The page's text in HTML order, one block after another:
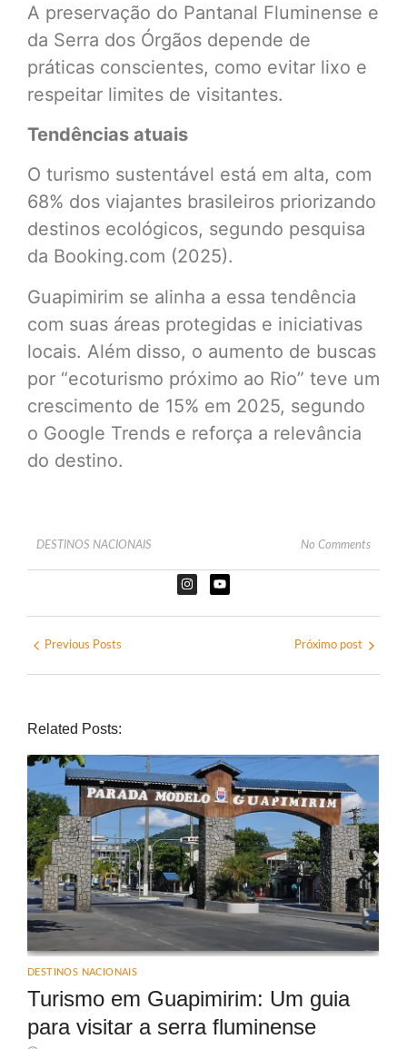
A preservação do Pantanal Fluminense e
da Serra dos Órgãos depende de
práticas conscientes, como evitar lixo e
respeitar limites de visitantes.
Tendências atuais
O turismo sustentável está em alta, com
68% dos viajantes brasileiros priorizando
destinos ecológicos, segundo pesquisa
da Booking.com (2025).
Guapimirim se alinha a essa tendência
com suas áreas protegidas e iniciativas
locais. Além disso, o aumento de buscas
por “ecoturismo próximo ao Rio” teve um
crescimento de 15% em 2025, segundo
o Google Trends e reforça a relevância
do destino.
DESTINOS NACIONAIS No Comments
Previous Posts Próximo post
Related Posts:
DESTINOS NACIONAIS
Turismo em Guapimirim: Um guia
para visitar a serra fluminense